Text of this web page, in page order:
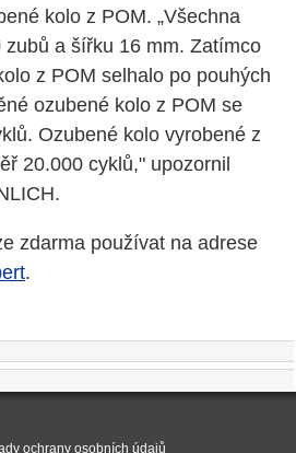
kolo z POM. „Všechna
a šířku 16 mm. Zatímco
z POM selhalo po pouhých
ozubené kolo z POM se
Ozubené kolo vyrobené z
20.000 cyklů," upozornil
zdarma používat na adrese
.
ochrany osobních údajů